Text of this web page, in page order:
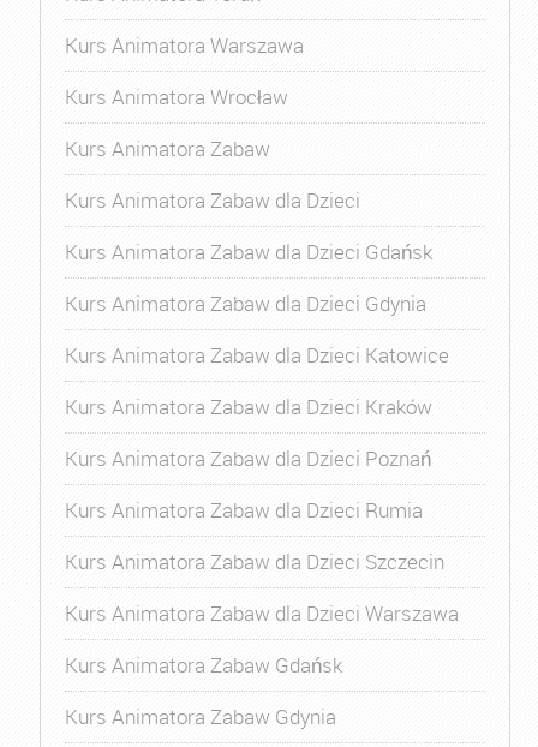
Kurs Animatora Warszawa
Kurs Animatora Wrocław
Kurs Animatora Zabaw
Kurs Animatora Zabaw dla Dzieci
Kurs Animatora Zabaw dla Dzieci Gdańsk
Kurs Animatora Zabaw dla Dzieci Gdynia
Kurs Animatora Zabaw dla Dzieci Katowice
Kurs Animatora Zabaw dla Dzieci Kraków
Kurs Animatora Zabaw dla Dzieci Poznań
Kurs Animatora Zabaw dla Dzieci Rumia
Kurs Animatora Zabaw dla Dzieci Szczecin
Kurs Animatora Zabaw dla Dzieci Warszawa
Kurs Animatora Zabaw Gdańsk
Kurs Animatora Zabaw Gdynia